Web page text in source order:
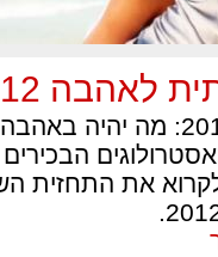
לאהבה 2012
מיוחד לשנת 2012: מה יהיה
את התחזית